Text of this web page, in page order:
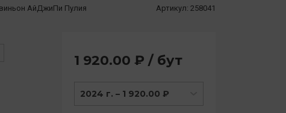
АйДжиПи Пулия Артикул: 258041
1 920.00 ₽ / бут
2024 г. – 1 920.00 ₽